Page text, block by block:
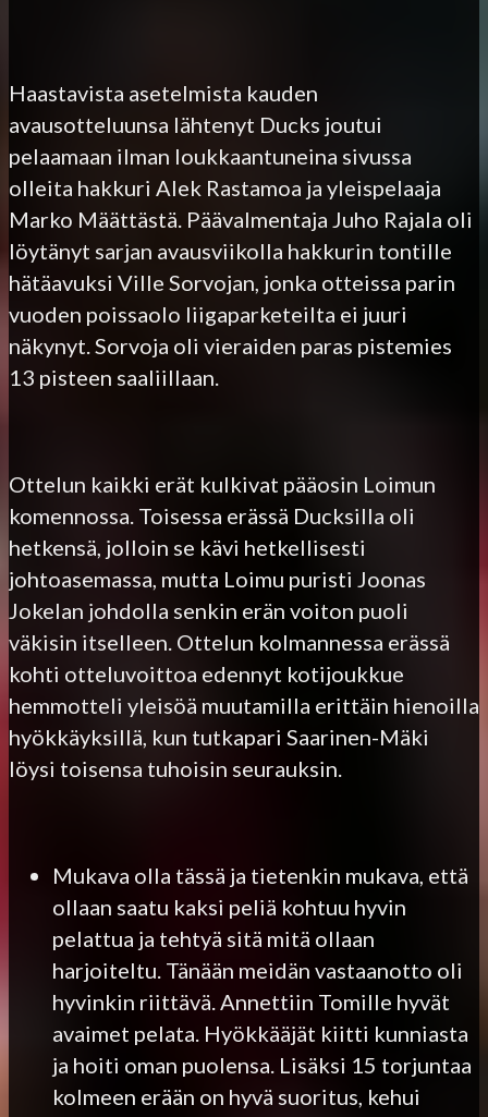
Haastavista asetelmista kauden
avausotteluunsa lähtenyt Ducks joutui
pelaamaan ilman loukkaantuneina sivussa
olleita hakkuri Alek Rastamoa ja yleispelaaja
Marko Määttästä. Päävalmentaja Juho Rajala oli
löytänyt sarjan avausviikolla hakkurin tontille
hätäavuksi Ville Sorvojan, jonka otteissa parin
vuoden poissaolo liigaparketeilta ei juuri
näkynyt. Sorvoja oli vieraiden paras pistemies
13 pisteen saaliillaan.
Ottelun kaikki erät kulkivat pääosin Loimun
komennossa. Toisessa erässä Ducksilla oli
hetkensä, jolloin se kävi hetkellisesti
johtoasemassa, mutta Loimu puristi Joonas
Jokelan johdolla senkin erän voiton puoli
väkisin itselleen. Ottelun kolmannessa erässä
kohti otteluvoittoa edennyt kotijoukkue
hemmotteli yleisöä muutamilla erittäin hienoilla
hyökkäyksillä, kun tutkapari Saarinen-Mäki
löysi toisensa tuhoisin seurauksin.
Mukava olla tässä ja tietenkin mukava, että
ollaan saatu kaksi peliä kohtuu hyvin
pelattua ja tehtyä sitä mitä ollaan
harjoiteltu. Tänään meidän vastaanotto oli
hyvinkin riittävä. Annettiin Tomille hyvät
avaimet pelata. Hyökkääjät kiitti kunniasta
ja hoiti oman puolensa. Lisäksi 15 torjuntaa
kolmeen erään on hyvä suoritus, kehui